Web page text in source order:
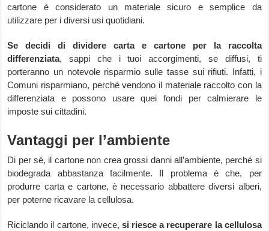
cartone è considerato un materiale sicuro e semplice da
utilizzare per i diversi usi quotidiani.
Se decidi di dividere carta e cartone per la raccolta
differenziata, sappi che i tuoi accorgimenti, se diffusi, ti
porteranno un notevole risparmio sulle tasse sui rifiuti. Infatti, i
Comuni risparmiano, perché vendono il materiale raccolto con la
differenziata e possono usare quei fondi per calmierare le
imposte sui cittadini.
Vantaggi per l’ambiente
Di per sé, il cartone non crea grossi danni all’ambiente, perché si
biodegrada abbastanza facilmente. Il problema è che, per
produrre carta e cartone, è necessario abbattere diversi alberi,
per poterne ricavare la cellulosa.
Riciclando il cartone, invece, si riesce a recuperare la cellulosa